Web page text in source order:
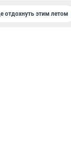
отдохнуть этим летом